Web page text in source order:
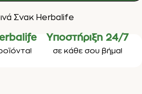
Σνακ Herbalife
Υποστήριξη 24/7
σε κάθε σου βήμα!